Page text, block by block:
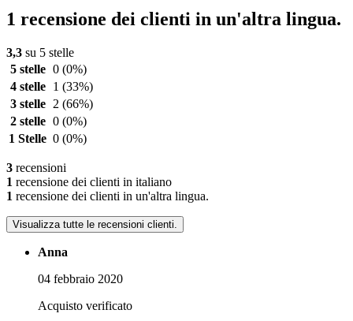
1 recensione dei clienti in un'altra lingua.
3,3 su 5 stelle
5 stelle 0 (0%)
4 stelle
1 (33%)
3 stelle
2 (66%)
2 stelle 0 (0%)
1 Stelle 0 (0%)
3 recensioni
1 recensione dei clienti in italiano
1 recensione dei clienti in un'altra lingua.
Visualizza tutte le recensioni clienti.
Anna
04 febbraio 2020
Acquisto verificato